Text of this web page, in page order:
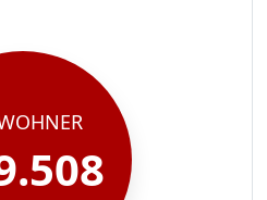
529508 Menschen.
Einwohnern sind rund
Menschen
in